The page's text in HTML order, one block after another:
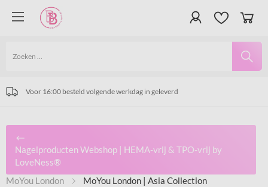
meer dan 30.000 producten op voorraad | Prijswinnende producten
Vanaf € 75,- excl. 21% BTW gratis verzending.
Voor 16:00 besteld volgende werkdag in geleverd
Nagelproducten Webshop | HEMA-vrij & TPO-vrij by
LoveNess®
MoYou London
MoYou London | Asia Collection